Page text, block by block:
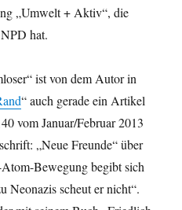
„Umwelt + Aktiv“, die
hat.
ist von dem Autor in
“ auch gerade ein Artikel
vom Januar/Februar 2013
„Neue Freunde“ über
Bewegung begibt sich
Neonazis scheut er nicht“.